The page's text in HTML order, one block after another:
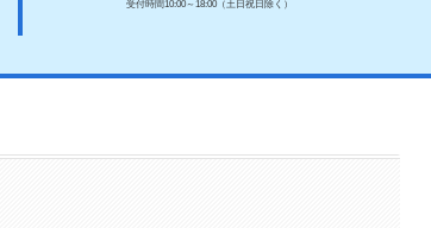
受付時間10:00～18:00（土日祝日除く）